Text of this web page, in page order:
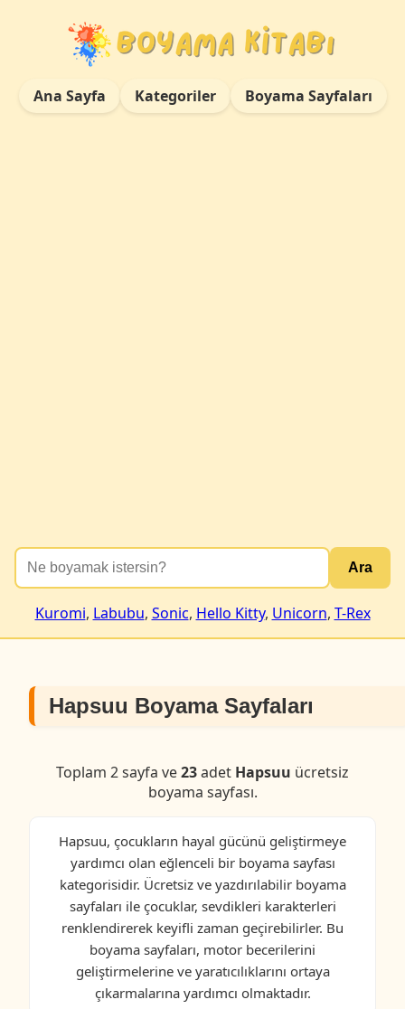
Ana Sayfa Kategoriler Boyama Sayfaları
Ara
Kuromi, Labubu, Sonic, Hello Kitty, Unicorn, T-Rex
Hapsuu Boyama Sayfaları
Toplam 2 sayfa ve23adet Hapsuu ücretsiz
boyama sayfası.
Hapsuu, çocukların hayal gücünü geliştirmeye
yardımcı olan eğlenceli bir boyama sayfası
kategorisidir. Ücretsiz ve yazdırılabilir boyama
sayfaları ile çocuklar, sevdikleri karakterleri
renklendirerek keyifli zaman geçirebilirler. Bu
boyama sayfaları, motor becerilerini
geliştirmelerine ve yaratıcılıklarını ortaya
çıkarmalarına yardımcı olmaktadır.